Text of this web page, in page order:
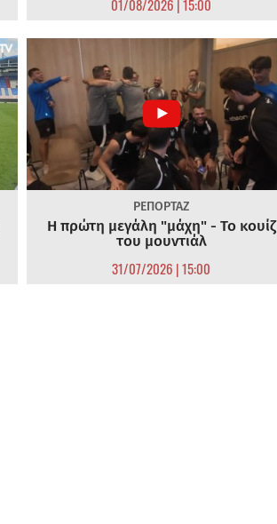
01/08/2026 | 15:00
ΡΕΠΟΡΤΑΖ
Η πρώτη μεγάλη "μάχη" - Το κουίζ
του μουντιάλ
31/07/2026 | 15:00